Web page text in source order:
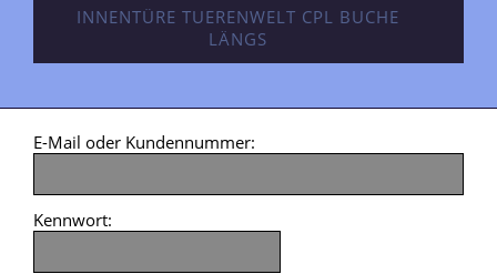
INNENTÜRE TUERENWELT CPL BUCHE
LÄNGS
E-Mail oder Kundennummer:
Kennwort: